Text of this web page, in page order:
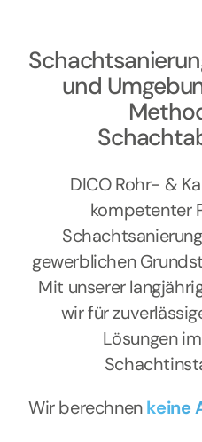
und
DICO Rohr- &
kompetenter
gewerblichen
Mit unserer
wir für
Lösungen
Wir berechnenkeine